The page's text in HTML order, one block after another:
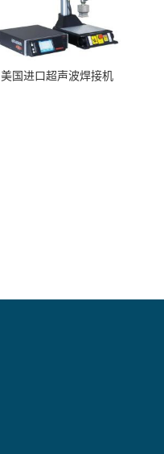
美国进口超声波焊接机